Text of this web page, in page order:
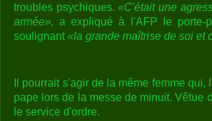
troubles psychiques.«C'était une
armée», a expliqué à l'AFP le porte-
soulignant«la grande maîtrise de soi et
Il pourrait s'agir de la même femme
pape lors de la messe de minuit. Vêtue
le service d'ordre.